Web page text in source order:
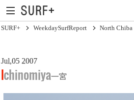
South Ibaraki
SURF+ WeekdaySurfReport North Chiba
Jul,05 2007
Ichinomiya一宮